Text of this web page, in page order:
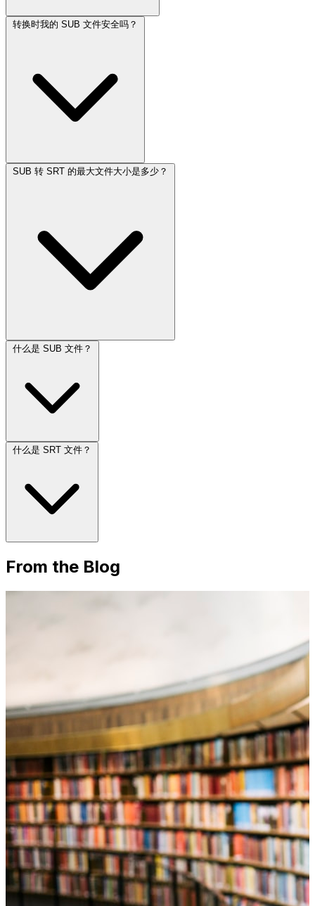
转换时我的 SUB 文件安全吗？
SUB 转 SRT 的最大文件大小是多少？
什么是 SUB 文件？
什么是 SRT 文件？
From the Blog